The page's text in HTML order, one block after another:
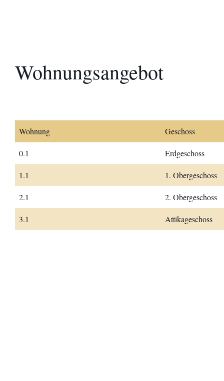
Wohnungsangebot
Wohnung Geschoss
0.1 Erdgeschoss
1.1 1. Obergeschoss
2.1 2. Obergeschoss
3.1 Attikageschoss